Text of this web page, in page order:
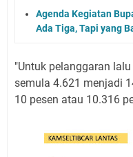
Agenda Kegiatan
Ada Tiga, Tapi yang
"Untuk pelanggaran
semula 4.621 menjadi
10 pesen atau 10.316